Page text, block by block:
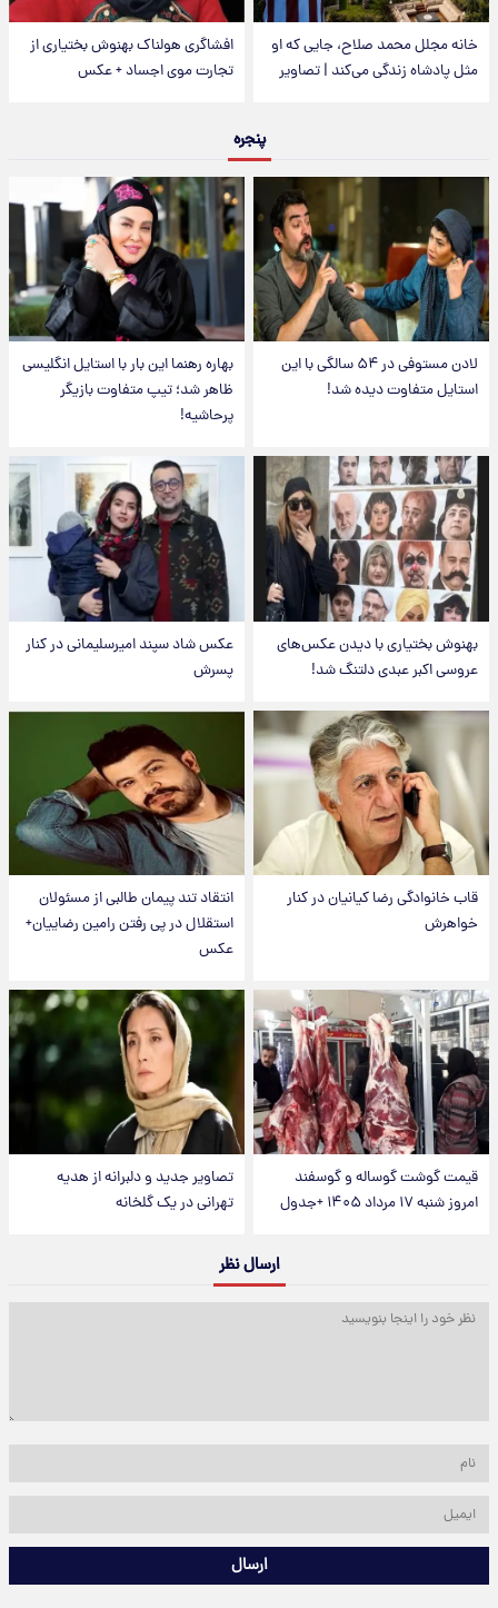
خانه مجلل محمد صلاح، جایی که او
مثل پادشاه زندگی می‌کند | تصاویر
افشاگری هولناک بهنوش بختیاری از
تجارت موی اجساد + عکس
پنجره
لادن مستوفی در ۵۴ سالگی با این
استایل متفاوت دیده شد!
بهاره رهنما این بار با استایل انگلیسی
ظاهر شد؛ تیپ متفاوت بازیگر
پرحاشیه!
بهنوش بختیاری با دیدن عکس‌های
عروسی اکبر عبدی دلتنگ شد!
عکس شاد سپند امیرسلیمانی در کنار
پسرش
قاب خانوادگی رضا کیانیان در کنار
خواهرش
انتقاد تند پیمان طالبی از مسئولان
استقلال در پی رفتن رامین رضاییان+
عکس
قیمت گوشت گوساله و گوسفند
امروز شنبه ۱۷ مرداد ۱۴۰۵ +جدول
تصاویر جدید و دلبرانه از هدیه
تهرانی در یک گلخانه
ارسال نظر
ارسال